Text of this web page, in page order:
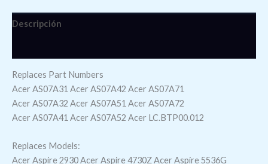
Descripción
Replaces Part Numbers
Acer AS07A31 Acer AS07A42 Acer AS07A71
Acer AS07A32 Acer AS07A51 Acer AS07A72
Acer AS07A41 Acer AS07A52 Acer LC.BTP00.012
Replaces Models:
Acer Aspire 2930 Acer Aspire 4730Z Acer Aspire 5536G